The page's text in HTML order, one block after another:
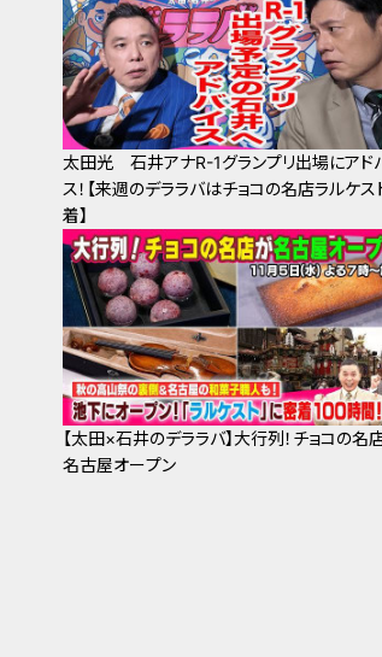
太田光 石井アナR-1グランプリ出場にアド
ス！【来週のデララバはチョコの名店ラルケス
着】
【太田×石井のデララバ】大行列！チョコの名
名古屋オープン